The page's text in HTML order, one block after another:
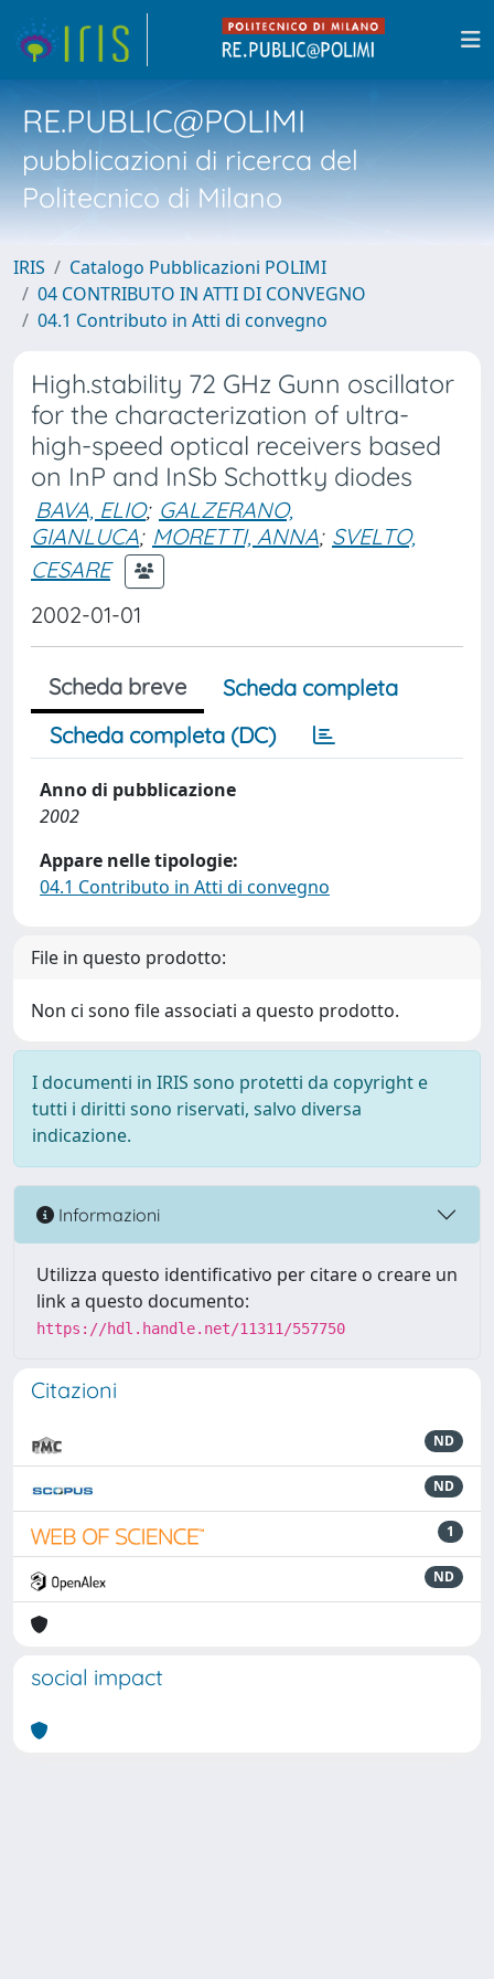
RE.PUBLIC@POLIMI
pubblicazioni di ricerca del
Politecnico di Milano
IRIS
Catalogo Pubblicazioni POLIMI
04 CONTRIBUTO IN ATTI DI CONVEGNO
04.1 Contributo in Atti di convegno
High.stability 72 GHz Gunn oscillator
for the characterization of ultra-
high-speed optical receivers based
on InP and InSb Schottky diodes
BAVA, ELIO; GALZERANO,
GIANLUCA; MORETTI, ANNA; SVELTO,
CESARE
2002-01-01
Scheda breve
Scheda completa
Scheda completa (DC)
Anno di pubblicazione
2002
Appare nelle tipologie:
04.1 Contributo in Atti di convegno
File in questo prodotto:
Non ci sono file associati a questo prodotto.
I documenti in IRIS sono protetti da copyright e
tutti i diritti sono riservati, salvo diversa
indicazione.
Informazioni
Utilizza questo identificativo per citare o creare un
link a questo documento:
https://hdl.handle.net/11311/557750
Citazioni
ND
ND
1
ND
social impact